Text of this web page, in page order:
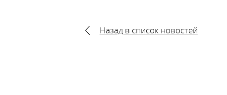
Назад в список новостей